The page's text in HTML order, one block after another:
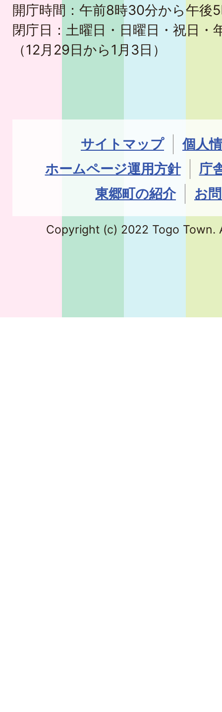
開庁時間：午前8時30分から午後
閉庁日：土曜日・日曜日・祝日・
（12月29日から1月3日）
サイトマップ
個人
ホームページ運用方針
庁
東郷町の紹介
お
Copyright (c) 2022 Togo Town.